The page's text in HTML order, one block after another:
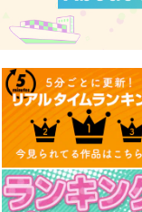
神様の乗車券１
70年式悠久機関
2,970 円（税込）
オリジナル
サンプル
カート
まほうのはな
清風明月（Drop×葉月
ゆら）
2,357円（税込）
サンプル